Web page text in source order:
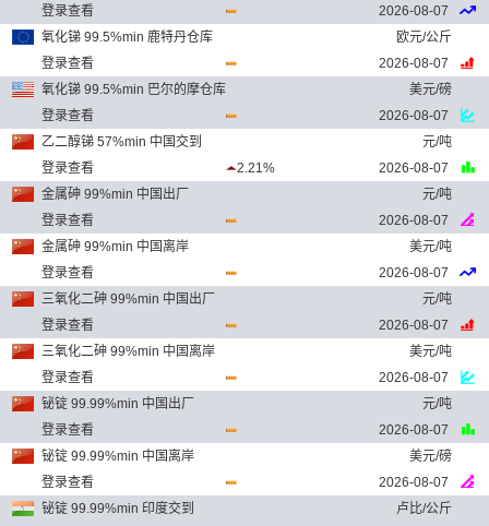
登录查看
2026-08-07
氧化锑 99.5%min 鹿特丹仓库
欧元/公斤
登录查看
2026-08-07
氧化锑 99.5%min 巴尔的摩仓库
美元/磅
登录查看
2026-08-07
乙二醇锑 57%min 中国交到
元/吨
登录查看
2.21%
2026-08-07
金属砷 99%min 中国出厂
元/吨
登录查看
2026-08-07
金属砷 99%min 中国离岸
美元/吨
登录查看
2026-08-07
三氧化二砷 99%min 中国出厂
元/吨
登录查看
2026-08-07
三氧化二砷 99%min 中国离岸
美元/吨
登录查看
2026-08-07
铋锭 99.99%min 中国出厂
元/吨
登录查看
2026-08-07
铋锭 99.99%min 中国离岸
美元/磅
登录查看
2026-08-07
铋锭 99.99%min 印度交到
卢比/公斤